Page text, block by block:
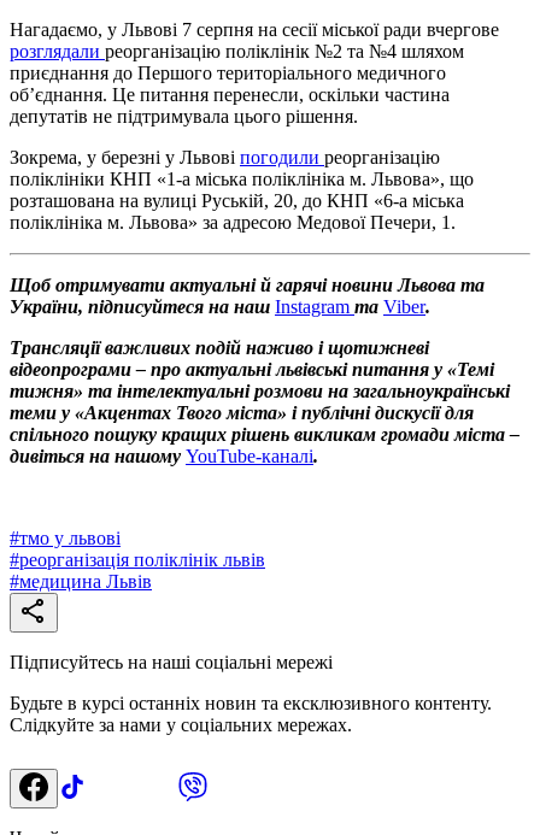
Нагадаємо, у Львові 7 серпня на сесії міської ради вчергове
розглядали реорганізацію поліклінік №2 та №4 шляхом
приєднання до Першого територіального медичного
об’єднання. Це питання перенесли, оскільки частина
депутатів не підтримувала цього рішення.
Зокрема, у березні у Львові погодили реорганізацію
поліклініки КНП «1-а міська поліклініка м. Львова», що
розташована на вулиці Руській, 20, до КНП «6-а міська
поліклініка м. Львова» за адресою Медової Печери, 1.
Щоб отримувати актуальні й гарячі новини Львова та
України, підписуйтеся на наш Instagram та Viber.
Трансляції важливих подій наживо і щотижневі
відеопрограми – про актуальні львівські питання у «Темі
тижня» та інтелектуальні розмови на загальноукраїнські
теми у «Акцентах Твого міста» і публічні дискусії для
спільного пошуку кращих рішень викликам громади міста –
дивіться на нашому YouTube-каналі.
#тмо у львові
#реорганізація поліклінік львів
#медицина Львів
Підписуйтесь на наші соціальні мережі
Будьте в курсі останніх новин та ексклюзивного контенту.
Слідкуйте за нами у соціальних мережах.